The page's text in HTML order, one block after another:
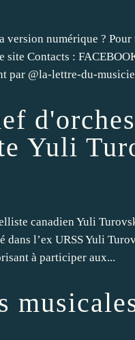
version numérique ?
site Contacts :
par @la-lettre-du-
Yuli
canadien Yuli
dans l’ex URSS Yuli
à participer aux...